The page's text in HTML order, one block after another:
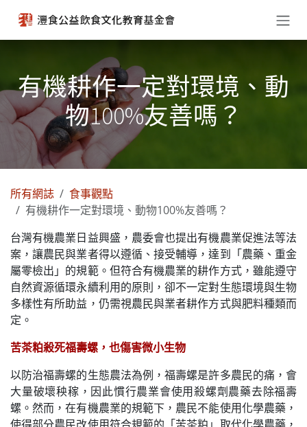
有機耕作一定對環境、動
物100%友善嗎？
所有網誌
食事觀點
有機耕作一定對環境、動物100%友善嗎？
台灣有機農業日益興盛，農委會也提出有機農業促進法等法
案，讓農民與業者得以遵循、接受輔導，達到「農藥、重金
屬零檢出」的規範。但符合有機農業的耕作方式，雖能遵守
自然資源循環永續利用的原則，卻不一定對生態環境與生物
多樣性有所助益，仍需視農民與業者耕作方式與肥料種類而
定。
苦茶粕殺死福壽螺，也傷害微小生物
以防治福壽螺的生態農法為例，福壽螺是許多農民的痛，會
大量破壞秧稼，因此慣行農業會使用殺螺劑農藥去除福壽
螺。然而，在有機農業的規範下，農民不能使用化學農藥，